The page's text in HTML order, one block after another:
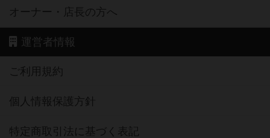
オーナー・店長の方へ
運営者情報
ご利用規約
個人情報保護方針
特定商取引法に基づく表記